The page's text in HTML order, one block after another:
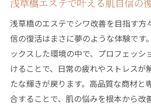
浅草橋エステで叶える肌自信の
浅草橋のエステでシワ改善を目指す方
信の復活はまさに夢のような体験です
ックスした環境の中で、プロフェッシ
けることで、日常の疲れやストレスが
たな輝きが戻ります。高品質な商材と
合することで、肌の悩みを根本から改